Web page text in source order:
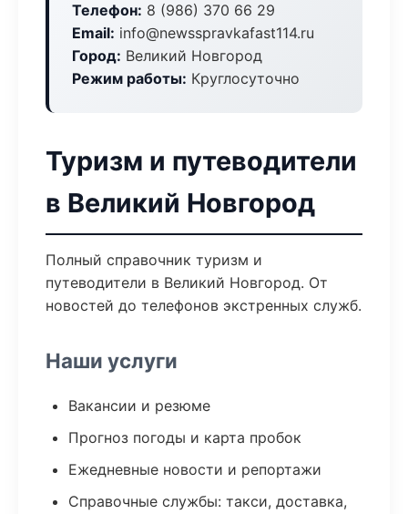
Телефон: 8 (986) 370 66 29
Email: info@newsspravkafast114.ru
Город: Великий Новгород
Режим работы: Круглосуточно
Туризм и путеводители
в Великий Новгород
Полный справочник туризм и
путеводители в Великий Новгород. От
новостей до телефонов экстренных служб.
Наши услуги
Вакансии и резюме
Прогноз погоды и карта пробок
Ежедневные новости и репортажи
Справочные службы: такси, доставка,